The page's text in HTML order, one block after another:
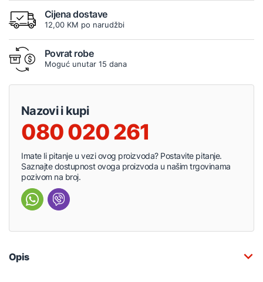
Cijena dostave
12,00 KM po narudžbi
Povrat robe
Moguć unutar 15 dana
Nazovi i kupi
080 020 261
Imate li pitanje u vezi ovog proizvoda? Postavite pitanje.
Saznajte dostupnost ovoga proizvoda u našim trgovinama
pozivom na broj.
Opis